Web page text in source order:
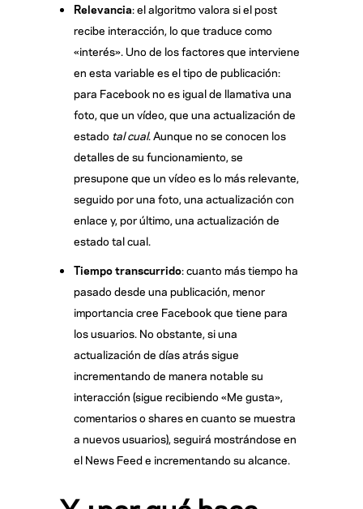
Relevancia: el algoritmo valora si el post
recibe interacción, lo que traduce como
«interés». Uno de los factores que interviene
en esta variable es el tipo de publicación:
para Facebook no es igual de llamativa una
foto, que un vídeo, que una actualización de
estado tal cual. Aunque no se conocen los
detalles de su funcionamiento, se
presupone que un vídeo es lo más relevante,
seguido por una foto, una actualización con
enlace y, por último, una actualización de
estado tal cual.
Tiempo transcurrido: cuanto más tiempo ha
pasado desde una publicación, menor
importancia cree Facebook que tiene para
los usuarios. No obstante, si una
actualización de días atrás sigue
incrementando de manera notable su
interacción (sigue recibiendo «Me gusta»,
comentarios o shares en cuanto se muestra
a nuevos usuarios), seguirá mostrándose en
el News Feed e incrementando su alcance.